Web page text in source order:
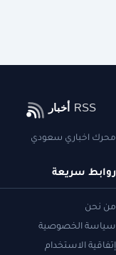
محرك اخباري سعودي
روابط سريعة
من نحن
سياسة الخصوصية
إتفاقية الاستخدام